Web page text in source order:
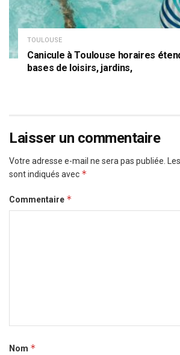
TOULOUSE
Canicule à Toulouse horaires
bases de loisirs, jardins,
Laisser un commentaire
Votre adresse e-mail ne sera pas publiée.
sont indiqués avec *
Commentaire *
Nom *